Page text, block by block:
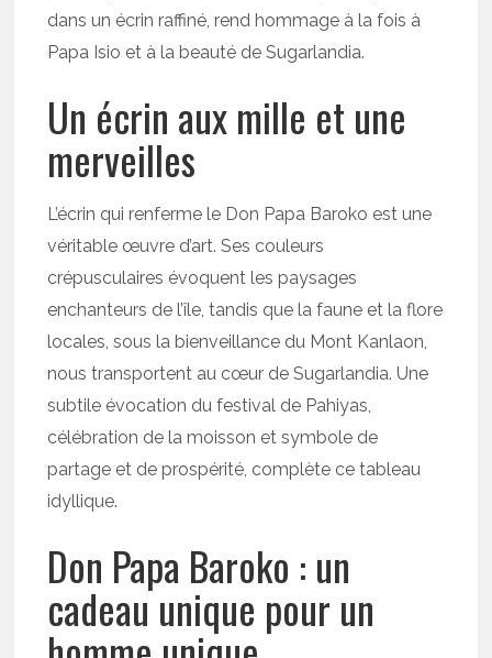
dans un écrin raffiné, rend hommage à la fois à
Papa Isio et à la beauté de Sugarlandia.
Un écrin aux mille et une
merveilles
L’écrin qui renferme le Don Papa Baroko est une
véritable œuvre d’art. Ses couleurs
crépusculaires évoquent les paysages
enchanteurs de l’île, tandis que la faune et la flore
locales, sous la bienveillance du Mont Kanlaon,
nous transportent au cœur de Sugarlandia. Une
subtile évocation du festival de Pahiyas,
célébration de la moisson et symbole de
partage et de prospérité, complète ce tableau
idyllique.
Don Papa Baroko : un
cadeau unique pour un